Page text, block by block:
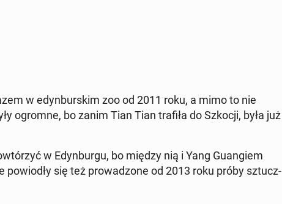
w edyn­bur­skim zoo od 2011 roku, a mimo to nie
ogromne, bo zanim Tian Tian trafiła do Szkocji, była już
w Edyn­bur­gu, bo między nią i Yang Gu­an­giem
po­wio­dły się też pro­wa­dzo­ne od 2013 roku próby sztucz­